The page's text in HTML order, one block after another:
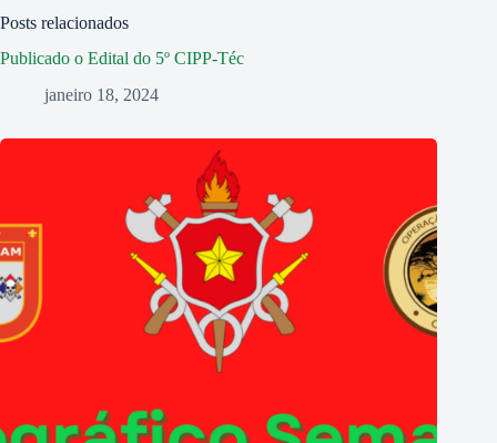
Posts relacionados
Publicado o Edital do 5º CIPP-Téc
janeiro 18, 2024